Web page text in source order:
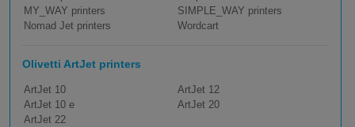
MY_WAY printers
Nomad Jet printers
SIMPLE_WAY printers
Wordcart
Olivetti ArtJet printers
ArtJet 10
ArtJet 10 e
ArtJet 12
ArtJet 20
ArtJet 22